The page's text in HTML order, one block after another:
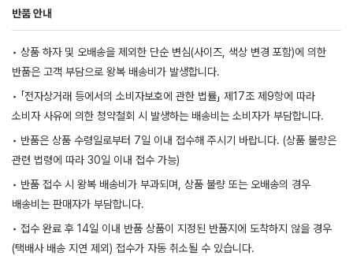
반품 안내
• 상품 하자 및 오배송을 제외한 단순 변심(사이즈, 색상 변경 포함)에 의한
반품은 고객 부담으로 왕복 배송비가 발생합니다.
• 「전자상거래 등에서의 소비자보호에 관한 법률」 제17조 제9항에 따라
소비자 사유에 의한 청약철회 시 발생하는 배송비는 소비자가 부담합니다.
• 반품은 상품 수령일로부터 7일 이내 접수해 주시기 바랍니다. (상품 불량은
관련 법령에 따라 30일 이내 접수 가능)
• 반품 접수 시 왕복 배송비가 부과되며, 상품 불량 또는 오배송의 경우
배송비는 판매자가 부담합니다.
• 접수 완료 후 14일 이내 반품 상품이 지정된 반품지에 도착하지 않을 경우
(택배사 배송 지연 제외) 접수가 자동 취소될 수 있습니다.